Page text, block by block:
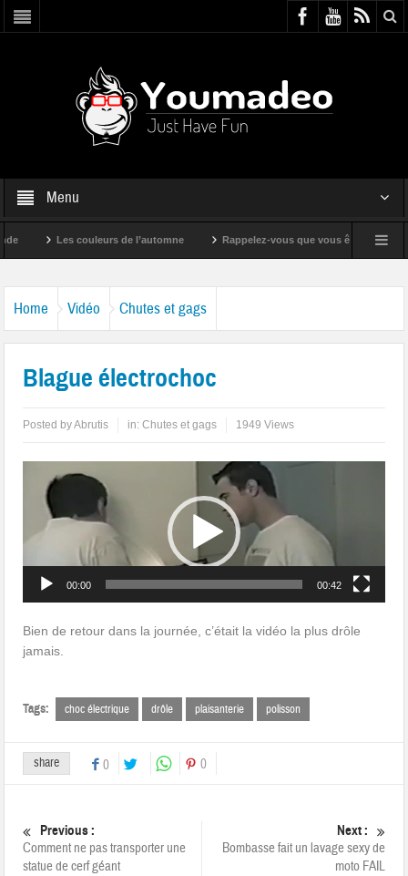
Menu
Les couleurs de l’automne Rappelez-vous que vous êtes super !
Home Vidéo Chutes et gags
Blague électrochoc
Posted byAbrutis in:Chutes et gags 1949 Views
vidéo
00:00 00:42
Bien de retour dans la journée, c’était la vidéo la plus drôle
jamais.
Tags: choc électrique drôle plaisanterie polisson
share 0 0
Previous :
Comment ne pas transporter une
statue de cerf géant
Next :
Bombasse fait un lavage sexy de
moto FAIL